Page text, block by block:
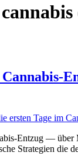
cannabis
Entzug — über
Strategien die